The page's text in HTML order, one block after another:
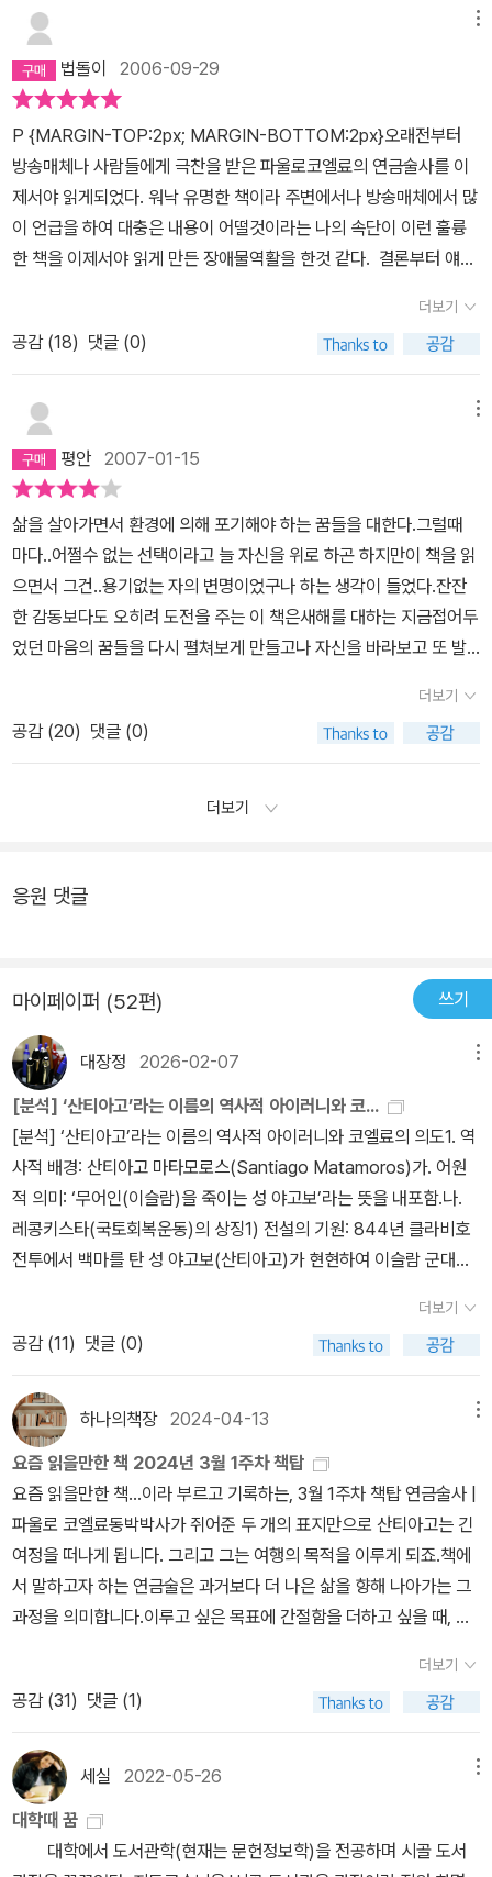
우는 것 같아. 아마도 그래서 그토록 빨리 포기하는지도 몰라. 그
래, 그런게 바로 세상이지.*떠나지 뭇하게 그를 막는 것은 아무것
도 없었다. 그 자신말고는.*아침이면 어김없이 찾아오는 불안과 걱정
은 이날도 예외가 아니었다. ... 이제 다른 일을시작하기에도 너무 늦
었다.*아픔도 괴로움도 절망도 느낄 수 없었다. 이 순간, 식당의 작
은 문 너머를 바라보는 공허한 시선만이, 죽음을 향한 커다란 갈망만
이, 모든 게 영원히 끝나버리는 것을바라보는 시선만이 존재할 뿐이
다.*제가 양들과 함께 초원을 돌아다닐 땐 양들이 뱀에 물려 희생되
는 일도 있었습니다.하지만 그런 위험은 양과 양치기들에겐 삶의 일
다. 기회가 우리를 도우려 할 때 우리도기회를 도와 할 수 있는 모
든 일을 해야 합니다. 그것을 은혜의 섭리라고 하기도 하고 '초심자
의 행운'이라고도 합니다.*모든 사람이 같은 방식으로 꿈을 보는 것
은 아니었다.*자신의 꿈에 가까이 다가가면 갈수록 자아의 신화는 더
던 건 아니었다.*우리 인간들이 두려워하는 것은 목숨이나 농사일처
럼 우리가 현재 갖고 있는 것들을잃는 일이오. 하지만 이런 두려움
은 우리의 삶과 세상의 역사가 다같이 신의 커다란 손에 의해 기록되
어 있다는 것을 이해하고 나면 단숨에 사라지는 거라오.*자네
가 그 크리스털 가게에서 일하는 동안 그 크리스털 그릇들 역시 자네
의 성공을 위해 애를 썼을 거라는 거야.*사람들은 저마다 자기 방식
으로 배우는 거야. 저 사람의 방식과 내 방식이 같을 수는없어. 하지
만 우리는 제각기 자아의 신화를 찾아가는 길이고, 그게 바로 내가 그
를 존경하는 이유지.*사랑은 사랑하는 사람과 함께 있을 것을 요구했
이 악이 아니네. 사람의 입에서 나오는 것이 악일세.'*사랑은 어떠
정한 사랑이 아니기 때문이지.*내가 그대를 사랑하는 건 모든 천지만
게 되었고, 결국은 있는 그대로의 마음을 받아들였다. 그러자 두려움
통에 대한 두려움이 더 나쁜 거라고 그대의 마음에게 알려주게.어떠
한 마음도 자신의 꿈을 찾아나설 때는 결코 고통스러워하지 않는 것
은, 꿈을 찾아가는 매순간이란 신과 영겁의 세월의 만나는 순간이
기 때문이라고 말일세.*자기 앞에 그려진 자아의 신화와 행복의 길
을 따라가는 사람은 거의 없어.*그는 마음에게 절대로 자신을 버리
지 말아달라고 부탁했다. 자신이 꿈에서 멀어지려하면, 자신을 가슴
속에 꽉 붙잡아두고 경적의 신호를 보내 달라고 말했다. 그리고는마
음의 신호가 들릴 때마다 꿈을 놓치지 않도록 주의하겠노라고 맹세했
다.*무언가를 찾아나서는 도전은 언제나 '초심자의 행운'으로 시작되
고, 반드시 '가혹한시험'으로 끝을 맺는 것이네.*가장 어두운 시간
은 절대로 그것을 알아보지 못하네.왜인 줄 아는가? 사람들이 보물
의 존재를 믿지 않기 때문이지.*모든 것들은 하나야.*눈은 영혼의 힘
을 보여주지.*다른 사물의 자아의 신화를 방해하는 자는 그 자신
의 신화를 결코 찾지 못하는 법이지.*꿈을 이루지 못하게 만드는 것
은 오직 하나, 실패할지도 모른다는 두려움일세.*우리 무두 자신
의 보물을 찾아 전보다 더 나은 삶을 살아가는 것, 그게 연금술인 거
지.납은 세상이 더이상 필요로 하지 않을 때까지 납의 역할을 다 하
고, 마침내는 금으로변하는 거야.*만물의 정기란 신의 정기의 일부이
고 있던 것을 깨우쳐주었을 뿐이지.*한 번 일어난 일은 다시는 일어
나지 않을 수도 있다. 그러나 두 번 일어난 일은 반드시다시 일어난다.
*마크툽
목표로 가는 과정에서 희망으로, 때로는 절망으로, 그리고 동반자로
등장하는 매개체들이다. 꿈의 실현으로 이끄는 영혼의 메신저들이
다. 그리고 물론 산티아고가 겪어야하는 과정들은 쉽지 않다. '갈매기
의 꿈'의 조나단이 그랬고, '데미안'의 에밀 싱클레어가 그랬다. '연금
술사'의 산티아고도 마찬가지다. 보물을 찾으려다가 자신이 가진 돈
을 도둑맞기도 하고, 자신의 믿음에 대해 끊임없이 의문과 질타를 받
는다. 돈을 잃어버린 탓에 어쩔 수 없이 일하게 된 크리스탈 상점의 주
인은 이미 시들어버린 자신의 꿈에 대해서 이야기한다. 정말로 원하
시 한번 고민한다. 그냥 양을 치던 옛날의 자신으로 돌아가야 하는 것
일까? 자신이 찾고 있는 그 보물이 사치스러운 바램은 아닐까? 누구
나 할 수 있는 고민일 것이다. 지금 나의 모습, 대학생들의 모습도 그
런 것이 아니던가. 자신이 원하는 것이 과연 이루어질 수 있을까? 그
냥 남들이 사는 것처럼 평범하게 살면 되지 않을까? 이상이라는 것을
펼치기에는 지금 내가 처한 환경이 너무 척박하지 않을까? 산티아고
가 마음 속에 두고 온 양들은 결국 경제적인 가치를 뜻한다. 안정과
풍요. 그것들이 선사할 수 있는 수많은 조건들과 가치 앞에서 과연 우
리들은 초연할 수 있을까? 그리고 산티아고는 마침내 사막의 깊은 침
묵, 죽음의 위협과 대면한다. 사막은 그가 피라미드에 이르기 위해 반
드시 통과해야 하는 시련이었다. 그 곳에서 그는 바람과 이야기하고,
사막을 타이르고, 해를 빛나게 한다. 모든 것과 통할 수 있는 '고귀한
무엇인지는 책에서 확인하시길 바란다 )자신을 찾아 떠나는 여행은
는 길은 힘들게 마련이다. 게다가 그것에 관해서 생각하면 할수록, 그
우는 문구들이 넘쳐나고, 주위의 사람들은 자신을 위해 모든 것을 아
는 자신 있게 대답할 수가 없다. 그렇다고 내가 과연 나를 사랑하지 않
는 것인가? 뫼비우스의 띠처럼 꼬여버린 이 물음들에 대해서 자신 있
게 대답할 수 있는 사람은 몇이나 될까?작가 파울로 코엘료는 산티아
고를 통해 “우리 모두 자신의 보물을 찾아 과거보다 나은 삶을 살아가
는 것이 바로 연금술”이라고 말한다. 그러나 그 과정은 결코 쉽지 않
다. 익숙한 것들을 버리고 새로운 모험을 떠나는 데는 늘 마음의 두려
움이 따르기 때문이다. 일상적인 풍요를 버리고 자신만의 보물을 찾
아 떠날 자신이 있는가? 이 책은 우리에게 그렇게 따져 묻지는 않는
다. 다만 그 과정을 산티아고를 통해 조용히 일러줄 뿐이다. 이 질문을
하는 것은 삶 속에서 시들어가고 있는 것을 두려워하는 우리 자신의
곧 세계이다. 태어나려고 하는 자는 하나의 세계를 파괴해야만 한다.
그 새는 신을 향해 날아간다. 그 신의 이름은 아브락사스( abraxas)
다.-데미안, 헤르만 헤세-·만물에게는 저마다 자아의 신화가 있고, 그
신화는 언젠가 이루어지지. 그게 바로 진리야. 그래서 우리 모두는 더
나은 존재로 변해야 하고, 새로운 자아의 신화를 만들어야 해.-연금술
사에서 산티아고의 말 중-(241쪽)
법돌이 2006-09-29
P {MARGIN-TOP:2px; MARGIN-BOTTOM:2px}오래전부터
방송매체나 사람들에게 극찬을 받은 파울로코엘료의 연금술사를 이
제서야 읽게되었다. 워낙 유명한 책이라 주변에서나 방송매체에서 많
이 언급을 하여 대충은 내용이 어떨것이라는 나의 속단이 이런 훌륭
한 책을 이제서야 읽게 만든 장애물역활을 한것 같다. 결론부터 얘기
신....내가 나의 인생을 대하는 태도에 대한 확신.. 남들의 시선이 아닌
그리고 익숙해진일이 아닌 내 자신이 진정으로 바라는 것이 무엇인지
를 끊임없이 내 자신에게 질문을 하며 그 대답에 부응해 살아가는 것
이 솔직히 요즘에 들어 약간은 힘도들었구 약간은 타협하고 싶은 마
음이 들었다는 것을 부인할수없었는데. 이 책을 펴는 순간 1페이지에
서 부터 나는 내 가슴이 뛰고 피가 뜨거워짐을 느꼈다. 아무 과정도 진
행되지 않은 1페이지에서부터...첫페이지에 양치기소년이 등장한다...
공부도 곧잘 잘해 사회에서 인정해주는 신부가 될 수 있음에도...세상
을 떠돌아 다니며 마음껏 여행을 하고 싶다는 자신의 소망을 위해 사
회의 시선 그리고 자신에게는 편하고 익숙한 일을 뒤로하고 양치기소
년이 된 주인공... 이 자체로 이 주인공은 이 책에서 어필하고자 하는
자아의 신화를 반쯤은 이룬게 아닐까?? 그리고 최소한 이런 용기있
는 자만이 자아의 신화를 이룰 자격이 있는게 아닐까?? 그냥 자신이
진정으로 바라는게 뭔지도 모르고 사회의 눈에 길들여져 살고 그냥
렇지 않을 것이다. 결국 자아의 신화의 시발점은 진정 자기 자신이 원
로 무언가를 바라면, 온 우주의 만물과 정기들이 그걸 실현하도록 도
다...'진정 원하는가??' 그리고 이 책에서 어필할려고 사는 주제랑은
책에서 주인공과 사막의 한여자와의 사랑을 다룬 부분도 나의 가슴에
와 닿았다. '난 떠납니다. 내가 다시 돌아오리라는 걸 믿어주었으면 좋
겠어요. 내가 그대를 사랑한것은........'그가 말했다. 그러자 그녀가 대
답했다.'아무 말도 하지 말아요. 사랑하기 때문에 사랑하는 것일뿐, 사
랑에 이유는 없어요.' 사랑하기 때문에 사랑하는 것일뿐, 사랑에 이
유는 없어요...정말 이 세상에 어머니의 사랑이외에 또 사랑이라고 부
를수 있는 사랑이 있다면 바로 이것이 아닐까?? 우리는 끊이없이 사
랑을 하는데 이유와 조건들을 붙인다.. 잘생겨서 돈이많아서 이뻐서
착해서 집안이좋아서 직업이 좋아서 등등...물론 이런것들이 상대방
을 더 사랑하게 할 수있는 조건을 될 지언정 사랑을 시작하거는 유지
에서 말하고자 하는 것은 어떻게 보면 지극히 간단하다...진정한 자아
의 마음의 소리에 귀 기울이고 그대로 하면된다는 것이다...단지 그 소
리를 들을때는 절대 어떤 사회의 편견 정보 자신의 처지 등등 자신의
귀기울기에 방해가 되는 장애물 없이 순수한 자신으로 집중해야한다
는것.... 작가는 말한다..자아의 신화라는 것은 결국 새로운것을 쌓는
게 아니라 쌓여있는것을 치우는것이라고.. 파울로코엘료의 연금술사
는 나에게 확신을 준 책이다. 잘하고 있다고 고민하지 말라고 아니 고
민하고 고통을 받으면서 가라고...단지 돌아보지말라고...익숙해진것
그 어떤것과도 바꿀수 없는 자아의 신화를 발견하게 될거라고...
더보기
공감 (18) 댓글 (0)
평안 2007-01-15
삶을 살아가면서 환경에 의해 포기해야 하는 꿈들을 대한다.그럴때
마다..어쩔수 없는 선택이라고 늘 자신을 위로 하곤 하지만이 책을 읽
으면서 그건..용기없는 자의 변명이었구나 하는 생각이 들었다.잔잔
한 감동보다도 오히려 도전을 주는 이 책은새해를 대하는 지금접어두
었던 마음의 꿈들을 다시 펼쳐보게 만들고나 자신을 바라보고 또 발
더보기
공감 (20) 댓글 (0)
더보기
응원 댓글
마이페이퍼 (52편) 쓰기
대장정 2026-02-07
[분석] ‘산티아고’라는 이름의 역사적 아이러니와 코...
[분석] ‘산티아고’라는 이름의 역사적 아이러니와 코엘료의 의도1. 역
사적 배경: 산티아고 마타모로스(Santiago Matamoros)가. 어원
적 의미: ‘무어인(이슬람)을 죽이는 성 야고보’라는 뜻을 내포함.나.
레콩키스타(국토회복운동)의 상징1) 전설의 기원: 844년 클라비호
전투에서 백마를 탄 성 야고보(산티아고)가 현현하여 이슬람 군대를
은 이슬람군과 교전 시 “산티아고! 공격하라, 스페인이여!”를 외치며
칼을 휘둘렀음.다. 역사적 맥락: 이슬람 세력에게 ‘산티아고’는 단순한
성인의 이름이 아니라, 공포의 대상이자 학살자의 대명사였음.2. 소
설 《연금술사》 속 설정의 아이러니와 작가의 의도가. 명명(Naming)
의 역설1) 순례자(Pilgrim)로서의 차용: 작가는 ‘학살자’의 이미지가
아닌, 자신의 인생을 바꾼 산티아고 순례길의 ‘구도자’ 이미지를 차용
한 것으로 보임.2) 문명사적 반전: 가장 ‘반(反)이슬람적인 이름’을
가진 주인공이, 역설적으로 이슬람의 땅(아프리카, 이집트)으로 들어
가 그들의 지혜를 배우고 보물을 찾는다는 설정.나. 해석: 역사적 화해
의 메시지1) 과거의 극복: 과거에는 칼을 들고 정복하러 갔던 그 길
(레콩키스타)을, 주인공은 ‘마음의 언어’를 배우기 위해 다시 걷는다
는 점에서 문명 간 화해와 통합의 은유로 해석됨.3. 종합적 고찰: 문학
적 장치로서의 아이러니가. 장면의 대조: 소설 초반, 안달루시아 사람
전개: 정작 그 바람을 타고 무어인의 땅으로 건너가는 소년의 이름은,
역사적으로 무어인을 가장 많이 살육했던 ‘산티아고’임.다. 결론: 작가
의 의도 여부를 떠나, 역사의 맥락을 이해하는 독자에게는 섬뜩하면
서도 묘한 카타르시스를 주는 고도의 문학적 장치이자 역사적 블랙
더보기
공감 (11) 댓글 (0)
하나의책장2024-04-13
요즘 읽을만한 책 2024년 3월 1주차 책탑
요즘 읽을만한 책...이라 부르고 기록하는, 3월 1주차 책탑 연금술사 |
파울로 코엘료동박박사가 쥐어준 두 개의 표지만으로 산티아고는 긴
여정을 떠나게 됩니다. 그리고 그는 여행의 목적을 이루게 되죠.책에
서 말하고자 하는 연금술은 과거보다 더 나은 삶을 향해 나아가는 그
과정을 의미합니다.이루고 싶은 목표에 간절함을 더하고 싶을 때, 그
| 캐서린 햅카초등학교 때 읽었던 곰돌이 푸 동화책을 지금까지 잘 보
관하고 있는데, 읽을 때마다 푸근함과 행복감을 한아름 안겨줍니다.
『곰돌이 푸, 단순한 행복』은 밝고 명랑한 곰돌이 푸, 배려심 많은 로
빈, 소심하지만 착한 피글렛, 낙천적이고 활발한 티거, 의기소침하면
서도 도움의 손길을 주저하지 않는 이요르 그리고 재치만점 루와 엄
마 캥거루가 행운의 돌멩이를 찾으러 떠나는 여정을 담고 있습니다.
책에 흥미가 없는 사람도 재미있고 편하게 읽을 수 있는 에세이입니
더보기
공감 (31) 댓글 (1)
세실 2022-05-26
대학때 꿈
대학에서 도서관학(현재는 문헌정보학)을 전공하며 시골 도서